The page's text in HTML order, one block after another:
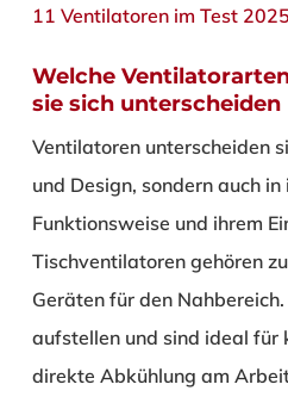
11 Ventilatoren im Test 2025
Welche
sie sich unterscheiden
Ventilatoren unterscheiden
und Design, sondern auch
Funktionsweise und ihrem
Tischventilatoren gehören
Geräten für den
aufstellen und sind ideal für
direkte Abkühlung am